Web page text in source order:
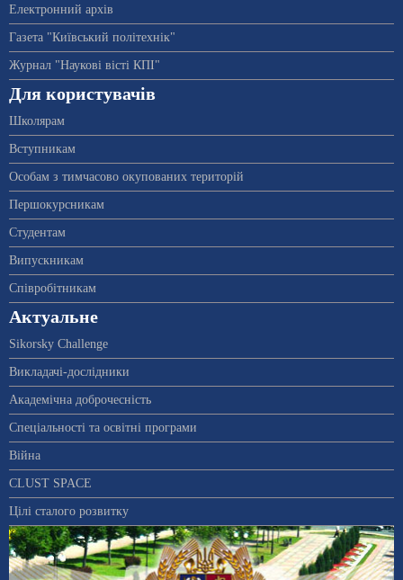
Електронний архів
Газета "Київський політехнік"
Журнал "Наукові вісті КПІ"
Для користувачів
Школярам
Вступникам
Особам з тимчасово окупованих територій
Першокурсникам
Студентам
Випускникам
Співробітникам
Актуальне
Sikorsky Challenge
Викладачі-дослідники
Академічна доброчесність
Спеціальності та освітні програми
Війна
CLUST SPACE
Цілі сталого розвитку